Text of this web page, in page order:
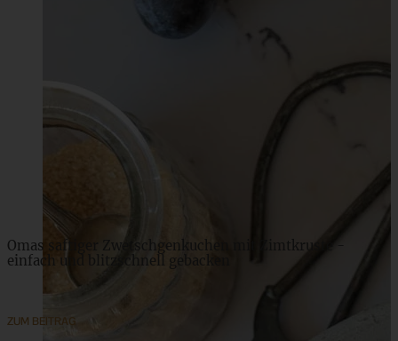
Cinnamon Rolls – Zimtschnecken mit Frischkäse-
Omas saftiger Zwetschgenkuchen mit Zimtkruste -
einfach und blitzschnell gebacken
ZUM BEITRAG